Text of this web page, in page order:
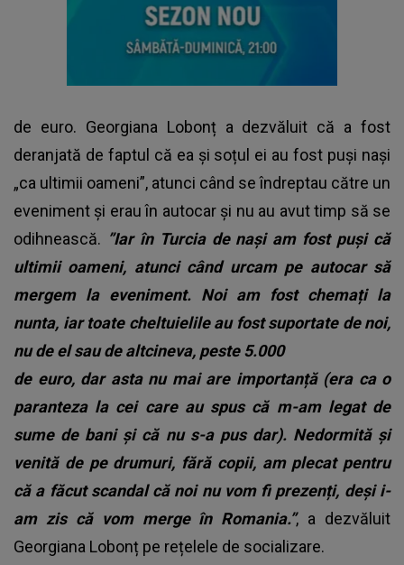
de euro. Georgiana Lobonț a dezvăluit că a fost
deranjată de faptul că ea și soțul ei au fost puși nași
„ca ultimii oameni”, atunci când se îndreptau către un
eveniment și erau în autocar și nu au avut timp să se
odihnească. ”Iar în Turcia de nași am fost puși că
ultimii oameni, atunci când urcam pe autocar să
mergem la eveniment. Noi am fost chemați la
nunta, iar toate cheltuielile au fost suportate de noi,
nu de el sau de altcineva, peste 5.000
de euro, dar asta nu mai are importanță (era ca o
paranteza la cei care au spus că m-am legat de
sume de bani și că nu s-a pus dar). Nedormită și
venită de pe drumuri, fără copii, am plecat pentru
că a făcut scandal că noi nu vom fi prezenți, deși i-
am zis că vom merge în Romania.”, a dezvăluit
Georgiana Lobonț pe rețelele de socializare.